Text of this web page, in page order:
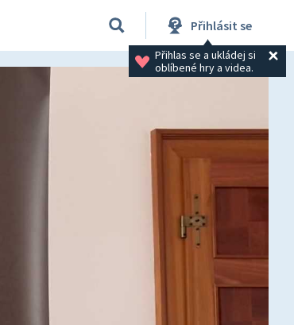
Přihlásit se
Přihlas se a ukládej si
oblíbené hry a videa.